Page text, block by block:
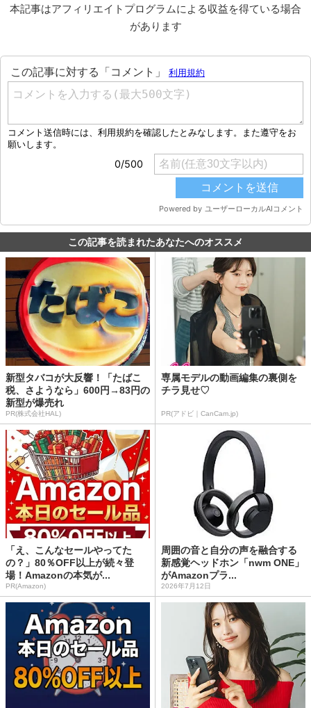
本記事はアフィリエイトプログラムによる収益を得ている場合
があります
この記事を読まれたあなたへのオススメ
新型タバコが大反響！「たばこ
税、さようなら」600円→83円の
新型が爆売れ
PR(株式会社HAL)
専属モデルの動画編集の裏側を
チラ見せ♡
PR(アドビ｜CanCam.jp)
「え、こんなセールやってた
の？」80％OFF以上が続々登
場！Amazonの本気が...
PR(Amazon)
周囲の音と自分の声を融合する
新感覚ヘッドホン「nwm ONE」
がAmazonプラ...
2026年7月12日